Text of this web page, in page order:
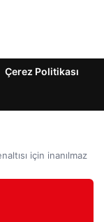
Çerez Politikası
için inanılmaz